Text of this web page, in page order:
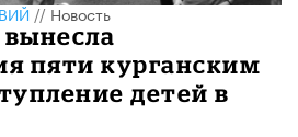
//Новость
пяти курганским
детей в